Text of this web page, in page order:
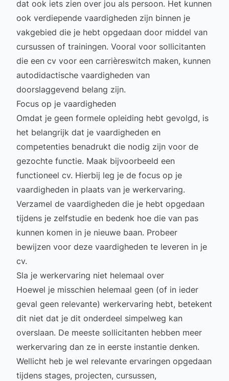
dat ook iets zien over jou als persoon. Het kunnen
ook verdiepende vaardigheden zijn binnen je
vakgebied die je hebt opgedaan door middel van
cursussen of trainingen. Vooral voor sollicitanten
die een cv voor een carrièreswitch maken, kunnen
autodidactische vaardigheden van
doorslaggevend belang zijn.
Focus op je vaardigheden
Omdat je geen formele opleiding hebt gevolgd, is
het belangrijk dat je vaardigheden en
competenties benadrukt die nodig zijn voor de
gezochte functie. Maak bijvoorbeeld een
functioneel cv. Hierbij leg je de focus op je
vaardigheden in plaats van je werkervaring.
Verzamel de vaardigheden die je hebt opgedaan
tijdens je zelfstudie en bedenk hoe die van pas
kunnen komen in je nieuwe baan. Probeer
bewijzen voor deze vaardigheden te leveren in je
cv.
Sla je werkervaring niet helemaal over
Hoewel je misschien helemaal geen (of in ieder
geval geen relevante) werkervaring hebt, betekent
dit niet dat je dit onderdeel simpelweg kan
overslaan. De meeste sollicitanten hebben meer
werkervaring dan ze in eerste instantie denken.
Wellicht heb je wel relevante ervaringen opgedaan
tijdens stages, projecten, cursussen,